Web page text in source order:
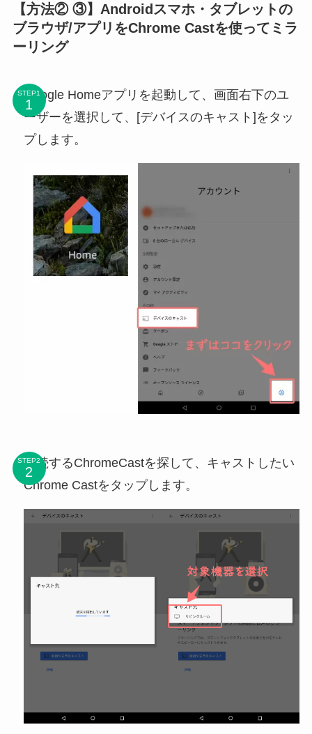
【方法② ③】Androidスマホ・タブレットの
ブラウザ/アプリをChrome Castを使ってミラ
ーリング
STEP1
Google Homeアプリを起動して、画面右下のユ
ーザーを選択して、[デバイスのキャスト]をタッ
プします。
STEP2
接続するChromeCastを探して、キャストしたい
Chrome Castをタップします。